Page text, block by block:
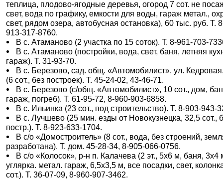
теплица, плодово-ягодные деревья, огород 7 сот. не
свет, вода по графику, емкости для воды, гараж метал.,
свет, рядом озера, автобусная остановка), 60 тыс. руб. Т.
913-317-8760.
В с. Атаманово (2 участка по 15 соток). Т. 8-961-703-
В с. Атаманово (постройки, вода, свет, баня, летняя
гараж). Т. 31-93-70.
В с. Березово, сад. общ. «Автомобилист», ул.
(6 сот., без построек). Т. 45-24-02, 43-46-71.
В с. Березово (с/общ. «Автомобилист», 10 сот., дом,
гараж, погреб). Т. 61-95-72, 8-960-903-6858.
В с. Ильинка (23 сот., под строительство). Т. 8-903-943-
В с. Лучшево (25 мин. езды от Новокузнецка, 32,5 сот.,
постр.). Т. 8-923-633-1704.
В с/о «Домостроитель» (8 сот., вода, без строений,
разработана). Т. дом. 45-28-34, 8-905-066-0756.
В с/о «Колосок», р-н п. Калачева (2 эт., 5х6 м, баня, 3х4
углярка. метал. гараж, 6,5х3,5 м, все посадки, свет,
сот.). Т. 36-07-09, 8-960-907-3462.